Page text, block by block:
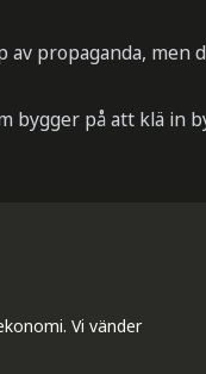
av propaganda,
bygger på att klä in
Vi vänder